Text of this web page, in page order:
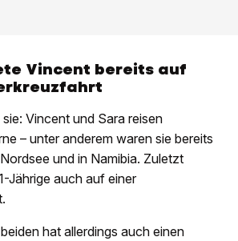
Vincent bereits auf
Vincent und Sara reisen
– unter anderem waren sie bereits
und in Namibia. Zuletzt
Jährige auch auf einer
hat allerdings auch einen